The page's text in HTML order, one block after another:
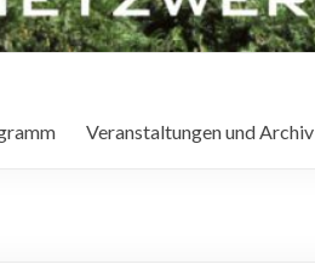
Veranstaltungen und Archiv